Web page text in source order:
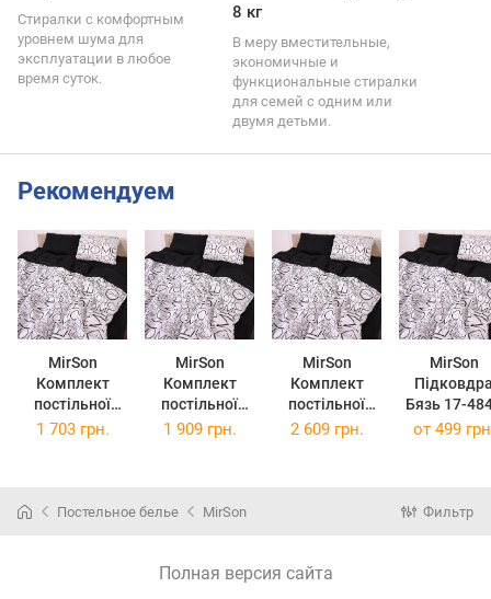
Стиралки с комфортным
уровнем шума для
эксплуатации в любое
время суток.
8 кг
В меру вместительные,
экономичные и
функциональные стиралки
для семей с одним или
двумя детьми.
Рекомендуем
MirSon
Комплект
постільної
білизни
Бязь
MirSon
Комплект
постільної
білизни Євро
MirSon
Комплект
постільної
білизни 17-
MirSon
Бязь 17-
Gaetano
1 703 грн. 1 909 грн. 2 609 грн. от 499
Постельное белье MirSon Фильтр
Полная версия сайта